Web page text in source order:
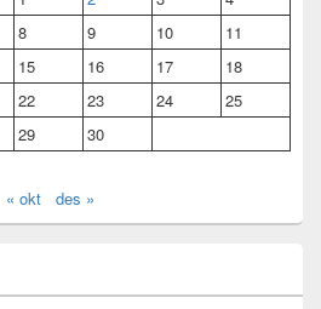
8 9 10
11
15 16 17
18
22 23 24
25
29 30
« okt des »